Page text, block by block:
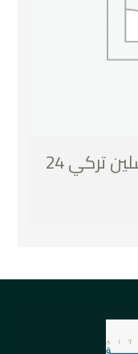
طقم عشاء كوتاهيا بورسلين تركي 24